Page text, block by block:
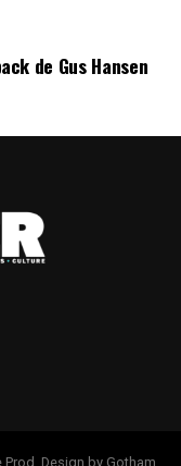
de Gus Hansen
Prod. Design by Gotham